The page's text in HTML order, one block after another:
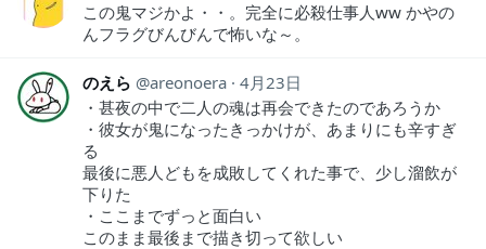
この鬼マジかよ・・。完全に必殺仕事人ww かやの
んフラグびんびんで怖いな～。
のえら areonoera 4月23日
・甚夜の中で二人の魂は再会できたのであろうか
・彼女が鬼になったきっかけが、あまりにも辛すぎ
る
最後に悪人どもを成敗してくれた事で、少し溜飲が
下りた
・ここまでずっと面白い
このまま最後まで描き切って欲しい